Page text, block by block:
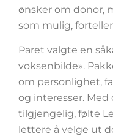
ønsker om donor,
som mulig, forteller
Paret valgte en
voksenbilde».
om personlighet,
og interesser.
tilgjengelig, følte
lettere å velge ut